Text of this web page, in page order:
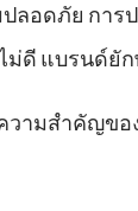
ลอดภัย กา
ดี แบรนด์ยัก
วามสำคัญข